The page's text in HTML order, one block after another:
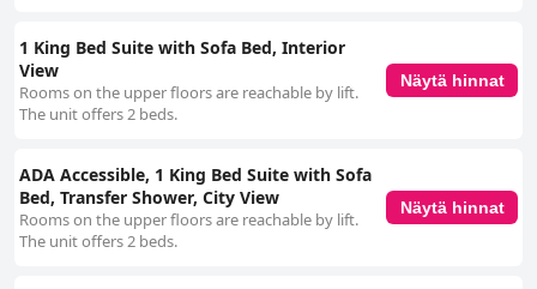
1 King Bed Suite with Sofa Bed, Interior
View
Rooms on the upper floors are reachable by lift.
The unit offers 2 beds.
Näytä hinnat
ADA Accessible, 1 King Bed Suite with Sofa
Bed, Transfer Shower, City View
Rooms on the upper floors are reachable by lift.
The unit offers 2 beds.
Näytä hinnat